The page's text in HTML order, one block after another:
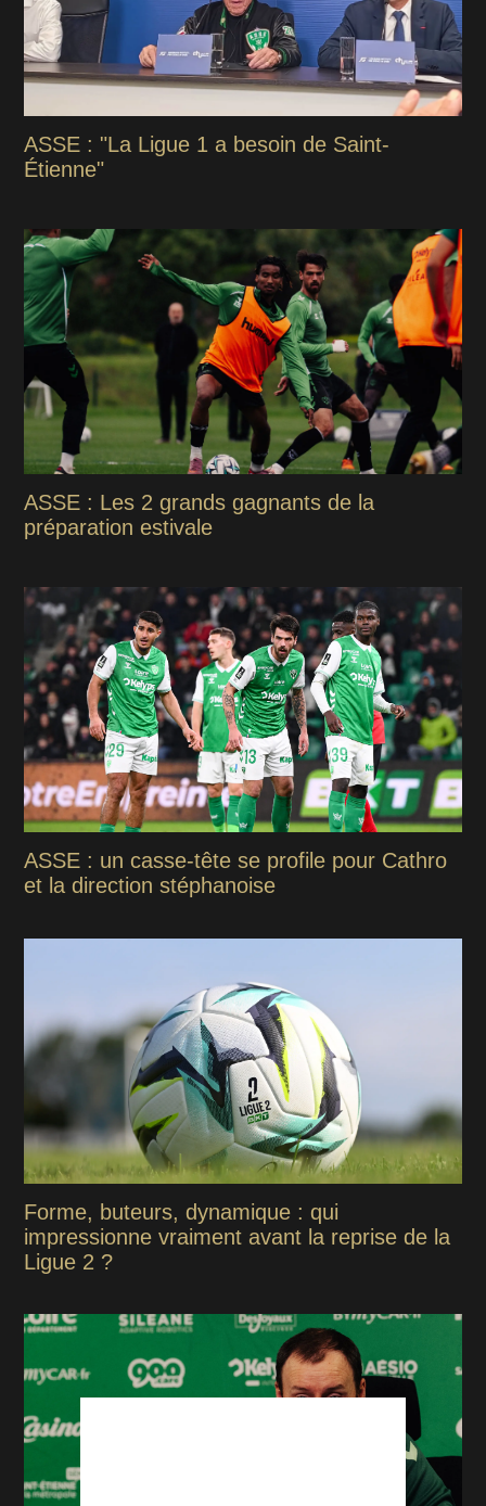
ASSE : "La Ligue 1 a besoin de Saint-
Étienne"
ASSE : Les 2 grands gagnants de la
préparation estivale
ASSE : un casse-tête se profile pour Cathro
et la direction stéphanoise
Forme, buteurs, dynamique : qui
impressionne vraiment avant la reprise de la
Ligue 2 ?